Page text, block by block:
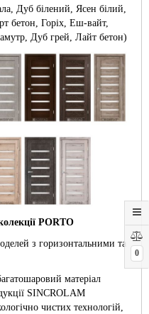
0
Дуб білений, Ясен білий,
бетон, Горіх, Еш-вайт,
Дуб грей, Лайт бетон)
PORTO
з горизонтальними та
матеріал
SINCROLAM
чистих технологій,